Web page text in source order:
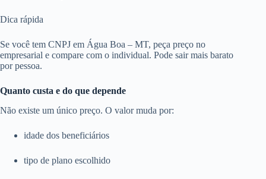
Dica rápida
Se você tem CNPJ em Água Boa – MT, peça preço no
empresarial e compare com o individual. Pode sair mais barato
por pessoa.
Quanto custa e do que depende
Não existe um único preço. O valor muda por:
idade dos beneficiários
tipo de plano escolhido